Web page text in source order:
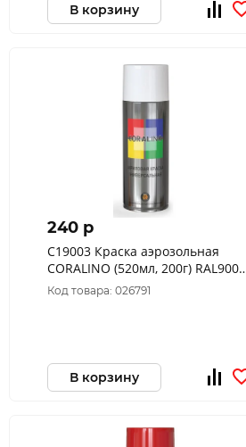
В корзину
240 p
C19003 Краска аэрозольная
CORALINO (520мл, 200г) RAL9003
Белый Глянцевый
Код товара: 026791
В корзину